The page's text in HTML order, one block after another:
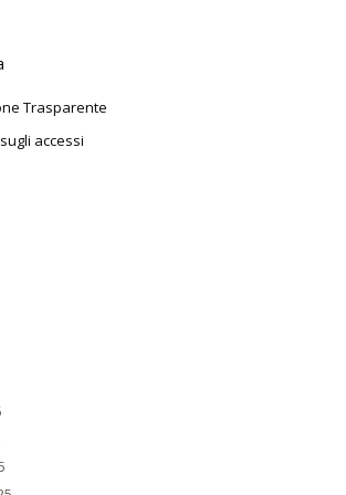
Trasparente
accessi